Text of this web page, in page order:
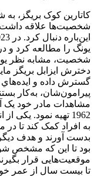
کاتارين کوک بريگز،
شخصيت‌ها علاقه داشت
يونگ را مطالعه کرد و
شخصيت، مشابه نظر
دخترش ايزابل بريگز
گسترش داده و
پيرامون‌شان، به‌کار
مشاهدات مادر خود یک
1962 تهیه نمود. یکی
به افراد کمک کند تا
بدست آورند و هدف
بود تا این که مشخص
موقعیت‌هایی قرار
تا بیست سال از عمر